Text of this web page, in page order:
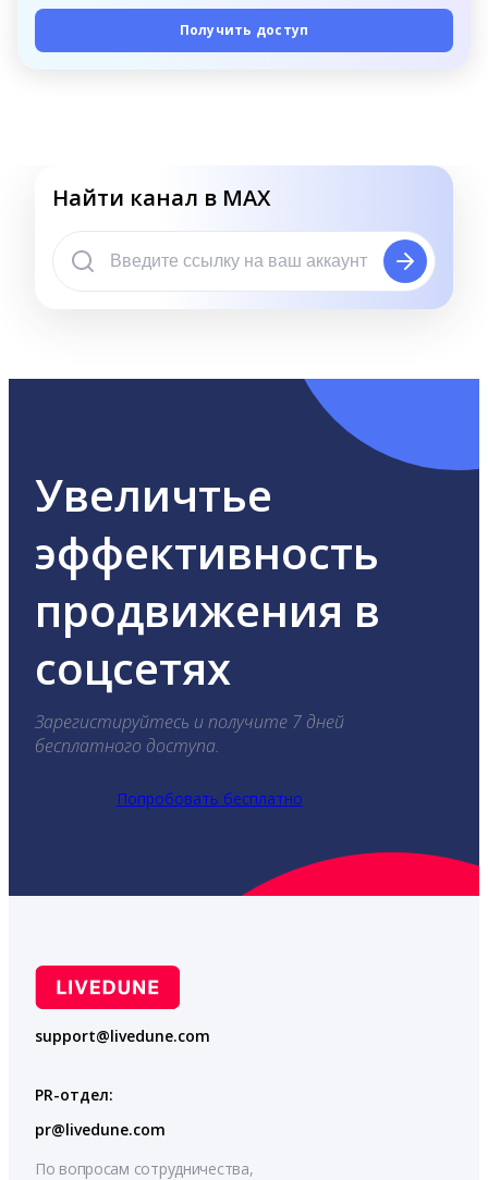
Получить доступ
Найти канал в MAX
Увеличтье
эффективность
продвижения в
соцсетях
Зарегистируйтесь и получите 7 дней
бесплатного доступа.
Попробовать бесплатно
support@livedune.com
PR-отдел:
pr@livedune.com
По вопросам сотрудничества,